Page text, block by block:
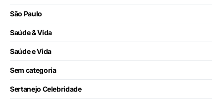
São Paulo
Saúde & Vida
Saúde e Vida
Sem categoria
Sertanejo Celebridade